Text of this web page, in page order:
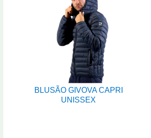
BLUSÃO GIVOVA CAPRI
UNISSEX